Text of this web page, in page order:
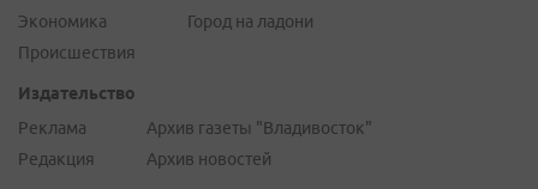
Экономика
Происшествия
Город на ладони
Издательство
Реклама
Редакция
Архив газеты "Владивосток"
Архив новостей